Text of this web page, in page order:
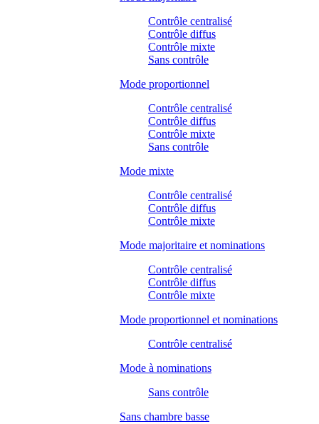
Contrôle centralisé
Contrôle diffus
Contrôle mixte
Sans contrôle
Mode proportionnel
Contrôle centralisé
Contrôle diffus
Contrôle mixte
Sans contrôle
Mode mixte
Contrôle centralisé
Contrôle diffus
Contrôle mixte
Mode majoritaire et nominations
Contrôle centralisé
Contrôle diffus
Contrôle mixte
Mode proportionnel et nominations
Contrôle centralisé
Mode à nominations
Sans contrôle
Sans chambre basse